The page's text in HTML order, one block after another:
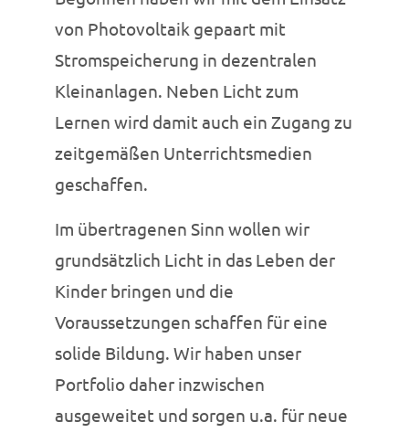
von Photovoltaik gepaart mit
Stromspeicherung in dezentralen
Kleinanlagen. Neben Licht zum
Lernen wird damit auch ein Zugang zu
zeitgemäßen Unterrichtsmedien
geschaffen.
Im übertragenen Sinn wollen wir
grundsätzlich Licht in das Leben der
Kinder bringen und die
Voraussetzungen schaffen für eine
solide Bildung. Wir haben unser
Portfolio daher inzwischen
ausgeweitet und sorgen u.a. für neue